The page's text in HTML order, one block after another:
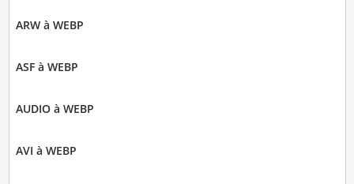
ARW à WEBP
ASF à WEBP
AUDIO à WEBP
AVI à WEBP